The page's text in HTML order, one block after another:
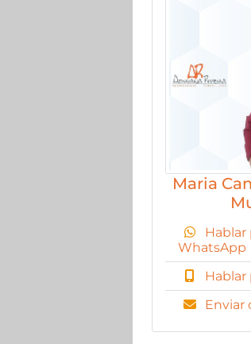
Maria
Hablar
WhatsApp
Hablar
Enviar